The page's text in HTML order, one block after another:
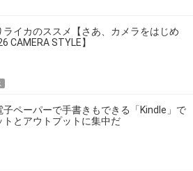
ライカのススメ【さあ、カメラをはじめ
CAMERA STYLE】
子ペーパーで手書きもできる「Kindle」で
トとアウトプットに集中だ